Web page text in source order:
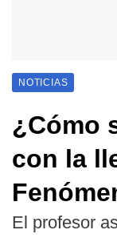
NOTICIAS
¿Cómo
con la
El profesor